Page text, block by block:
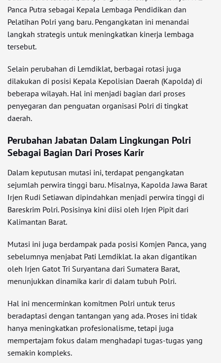
Panca Putra sebagai Kepala Lembaga Pendidikan dan
Pelatihan Polri yang baru. Pengangkatan ini menandai
langkah strategis untuk meningkatkan kinerja lembaga
tersebut.
Selain perubahan di Lemdiklat, berbagai rotasi juga
dilakukan di posisi Kepala Kepolisian Daerah (Kapolda) di
beberapa wilayah. Hal ini menjadi bagian dari proses
penyegaran dan penguatan organisasi Polri di tingkat
daerah.
Perubahan Jabatan Dalam Lingkungan Polri
Sebagai Bagian Dari Proses Karir
Dalam keputusan mutasi ini, terdapat pengangkatan
sejumlah perwira tinggi baru. Misalnya, Kapolda Jawa Barat
Irjen Rudi Setiawan dipindahkan menjadi perwira tinggi di
Bareskrim Polri. Posisinya kini diisi oleh Irjen Pipit dari
Kalimantan Barat.
Mutasi ini juga berdampak pada posisi Komjen Panca, yang
sebelumnya menjabat Pati Lemdiklat. Ia akan digantikan
oleh Irjen Gatot Tri Suryantana dari Sumatera Barat,
menunjukkan dinamika karir di dalam tubuh Polri.
Hal ini mencerminkan komitmen Polri untuk terus
beradaptasi dengan tantangan yang ada. Proses ini tidak
hanya meningkatkan profesionalisme, tetapi juga
mempertajam fokus dalam menghadapi tugas-tugas yang
semakin kompleks.